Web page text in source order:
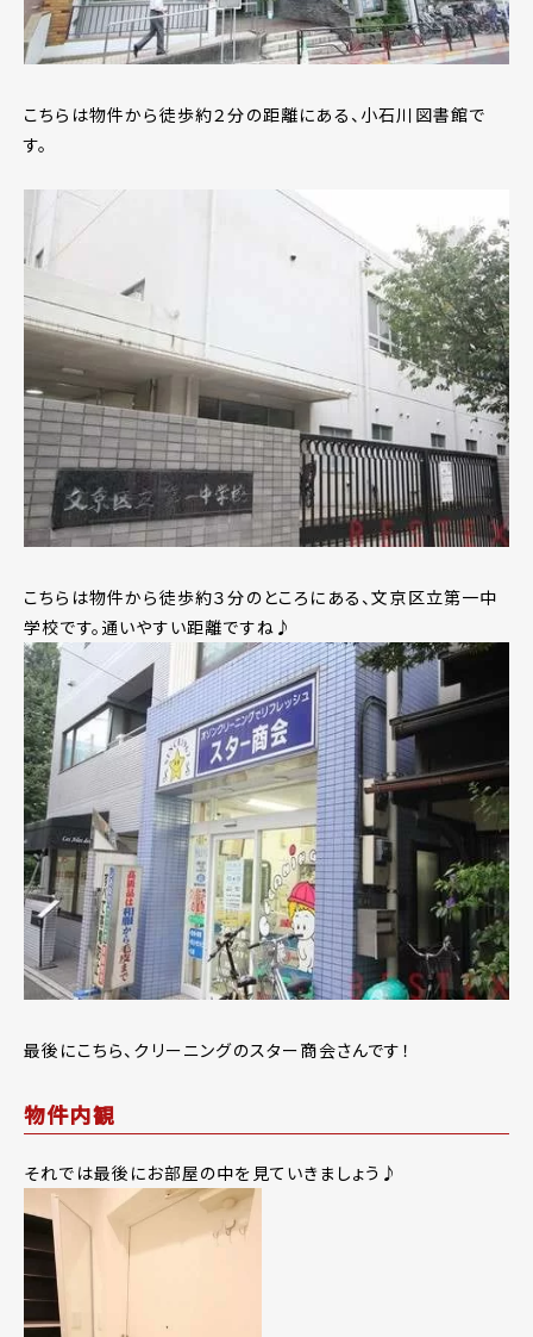
こちらは物件から徒歩約２分の距離にある、小石川図書館で
す。
こちらは物件から徒歩約３分のところにある、文京区立第一中
学校です。通いやすい距離ですね♪
最後にこちら、クリーニングのスター商会さんです！
物件内観
それでは最後にお部屋の中を見ていきましょう♪